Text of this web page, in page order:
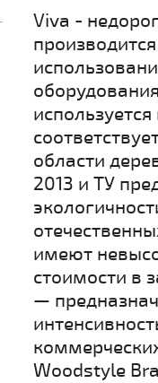
Viva -
области
2013 и ТУ
имеют
стоимости в
—
Woodstyle